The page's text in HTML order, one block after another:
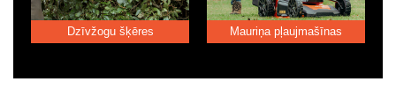
Dzīvžogu šķēres Mauriņa pļaujmašīnas